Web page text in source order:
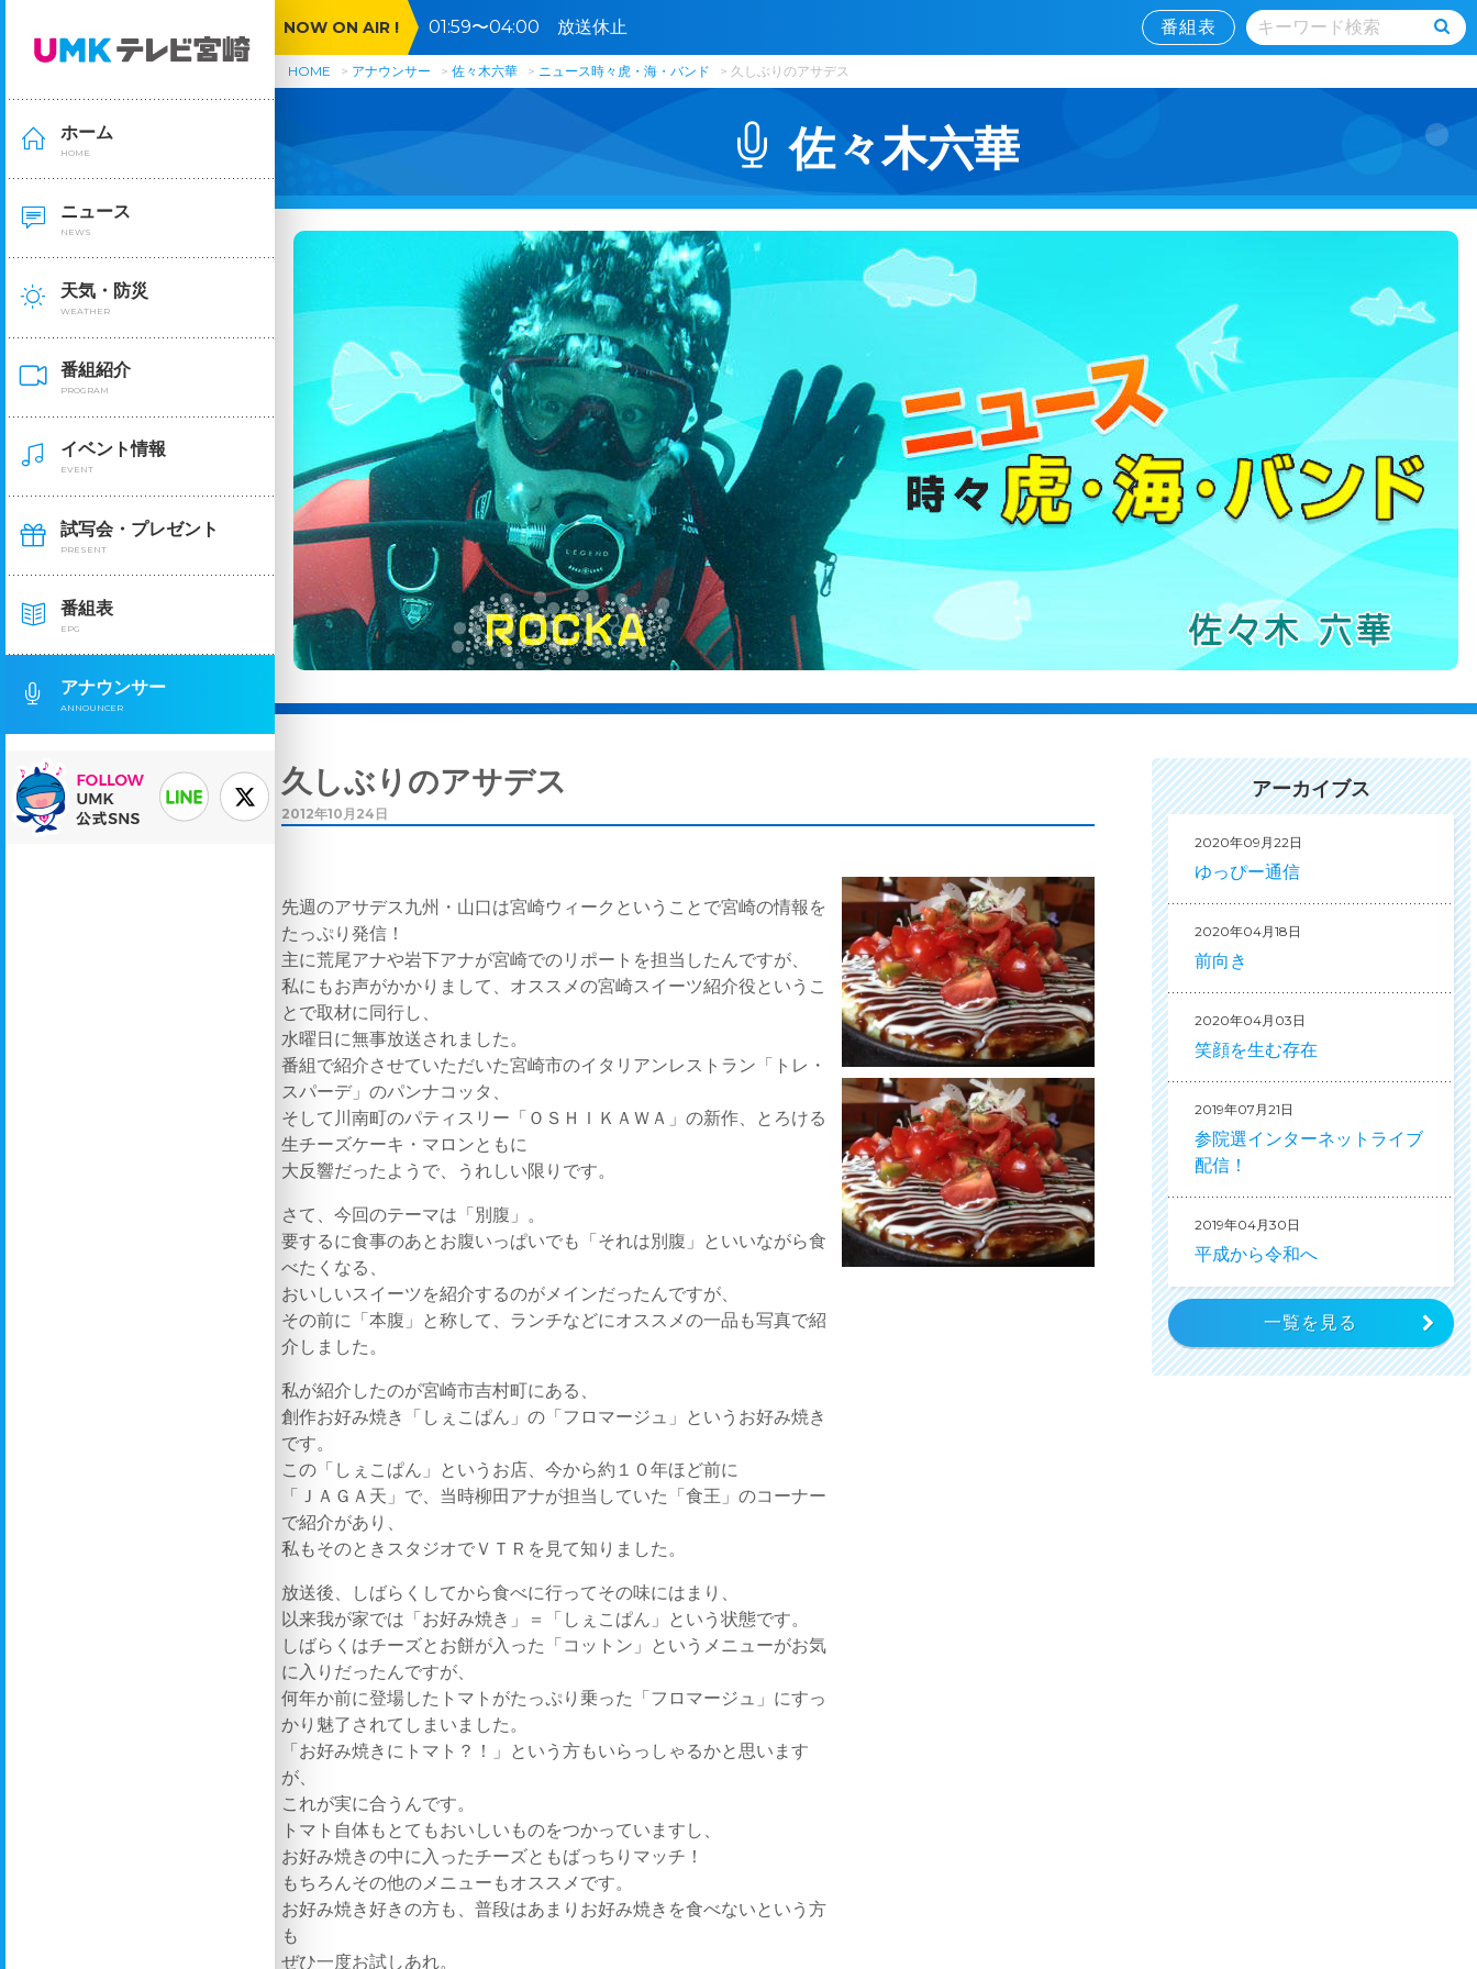
ホーム
HOME
ニュース
NEWS
天気・防災
WEATHER
番組紹介
PROGRAM
イベント情報
EVENT
試写会・プレゼント
PRESENT
番組表
EPG
アナウンサー
ANNOUNCER
NOW ON AIR ! 01:59〜04:00 放送休止 番組表
HOME アナウンサー 佐々木六華 ニュース時々虎・海・バンド 久しぶりのアサデス
佐々木六華
久しぶりのアサデス
2012年10月24日
先週のアサデス九州・山口は宮崎ウィークということで宮崎の情報を
たっぷり発信！
主に荒尾アナや岩下アナが宮崎でのリポートを担当したんですが、
私にもお声がかかりまして、オススメの宮崎スイーツ紹介役というこ
とで取材に同行し、
水曜日に無事放送されました。
番組で紹介させていただいた宮崎市のイタリアンレストラン「トレ・
スパーデ」のパンナコッタ、
そして川南町のパティスリー「ＯＳＨＩＫＡＷＡ」の新作、とろける
生チーズケーキ・マロンともに
大反響だったようで、うれしい限りです。
さて、今回のテーマは「別腹」。
要するに食事のあとお腹いっぱいでも「それは別腹」といいながら食
べたくなる、
おいしいスイーツを紹介するのがメインだったんですが、
その前に「本腹」と称して、ランチなどにオススメの一品も写真で紹
介しました。
私が紹介したのが宮崎市吉村町にある、
創作お好み焼き「しぇこぱん」の「フロマージュ」というお好み焼き
です。
この「しぇこぱん」というお店、今から約１０年ほど前に
「ＪＡＧＡ天」で、当時柳田アナが担当していた「食王」のコーナー
で紹介があり、
私もそのときスタジオでＶＴＲを見て知りました。
放送後、しばらくしてから食べに行ってその味にはまり、
以来我が家では「お好み焼き」＝「しぇこぱん」という状態です。
しばらくはチーズとお餅が入った「コットン」というメニューがお気
に入りだったんですが、
何年か前に登場したトマトがたっぷり乗った「フロマージュ」にすっ
かり魅了されてしまいました。
「お好み焼きにトマト？！」という方もいらっしゃるかと思います
が、
これが実に合うんです。
トマト自体もとてもおいしいものをつかっていますし、
お好み焼きの中に入ったチーズともばっちりマッチ！
もちろんその他のメニューもオススメです。
お好み焼き好きの方も、普段はあまりお好み焼きを食べないという方
も
ぜひ一度お試しあれ。
アーカイブス
2020年09月22日
ゆっぴー通信
2020年04月18日
前向き
2020年04月03日
笑顔を生む存在
2019年07月21日
参院選インターネットライブ
配信！
2019年04月30日
平成から令和へ
一覧を見る